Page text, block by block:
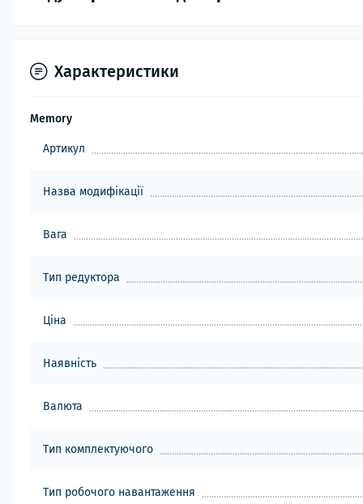
Характеристики
Memory
Артикул
Назва модифікації
Вага
Тип редуктора
Ціна
Наявність
Валюта
Тип комплектуючого
Тип робочого навантаження